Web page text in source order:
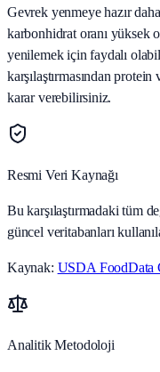
Gevrek yenmeye hazır
karbonhidrat oranı yüksek
yenilemek için faydalı
karşılaştırmasından
karar verebilirsiniz.
Resmi Veri Kaynağı
Bu karşılaştırmadaki tüm
güncel veritabanları
Kaynak: USDA FoodData
Analitik Metodoloji